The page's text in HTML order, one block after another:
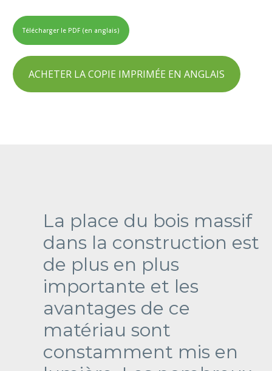
Télécharger le PDF (en anglais)
ACHETER LA COPIE IMPRIMÉE EN ANGLAIS
La place du bois massif
dans la construction est
de plus en plus
importante et les
avantages de ce
matériau sont
constamment mis en